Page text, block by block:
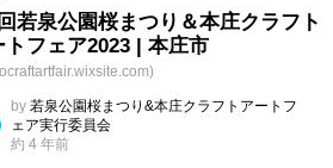
若泉公園桜まつり＆本庄クラフト
トフェア2023 | 本庄市
by 若泉公園桜まつり&本庄クラフトアートフ
ェア実行委員会
約 4 年前